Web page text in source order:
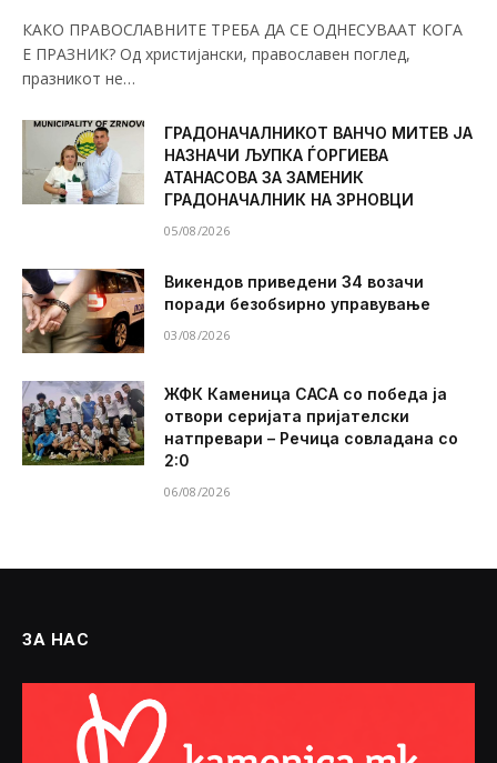
КАКО ПРАВОСЛАВНИТЕ ТРЕБА ДА СЕ ОДНЕСУВААТ КОГА
Е ПРАЗНИК? Од христијански, православен поглед,
празникот не…
ГРАДОНАЧАЛНИКОТ ВАНЧО МИТЕВ ЈА
НАЗНАЧИ ЉУПКА ЃОРГИЕВА
АТАНАСОВА ЗА ЗАМЕНИК
ГРАДОНАЧАЛНИК НА ЗРНОВЦИ
05/08/2026
Викендов приведени 34 возачи
поради безобѕирно управување
03/08/2026
ЖФК Каменица САСА со победа ја
отвори серијата пријателски
натпревари – Речица совладана со
2:0
06/08/2026
ЗА НАС